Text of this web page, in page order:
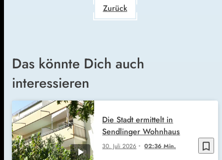
Zurück
Das könnte Dich auch
interessieren
bookmark_border
30. Juli 2026 02:36 Min.
Die Stadt ermittelt in
Sendlinger Wohnhaus